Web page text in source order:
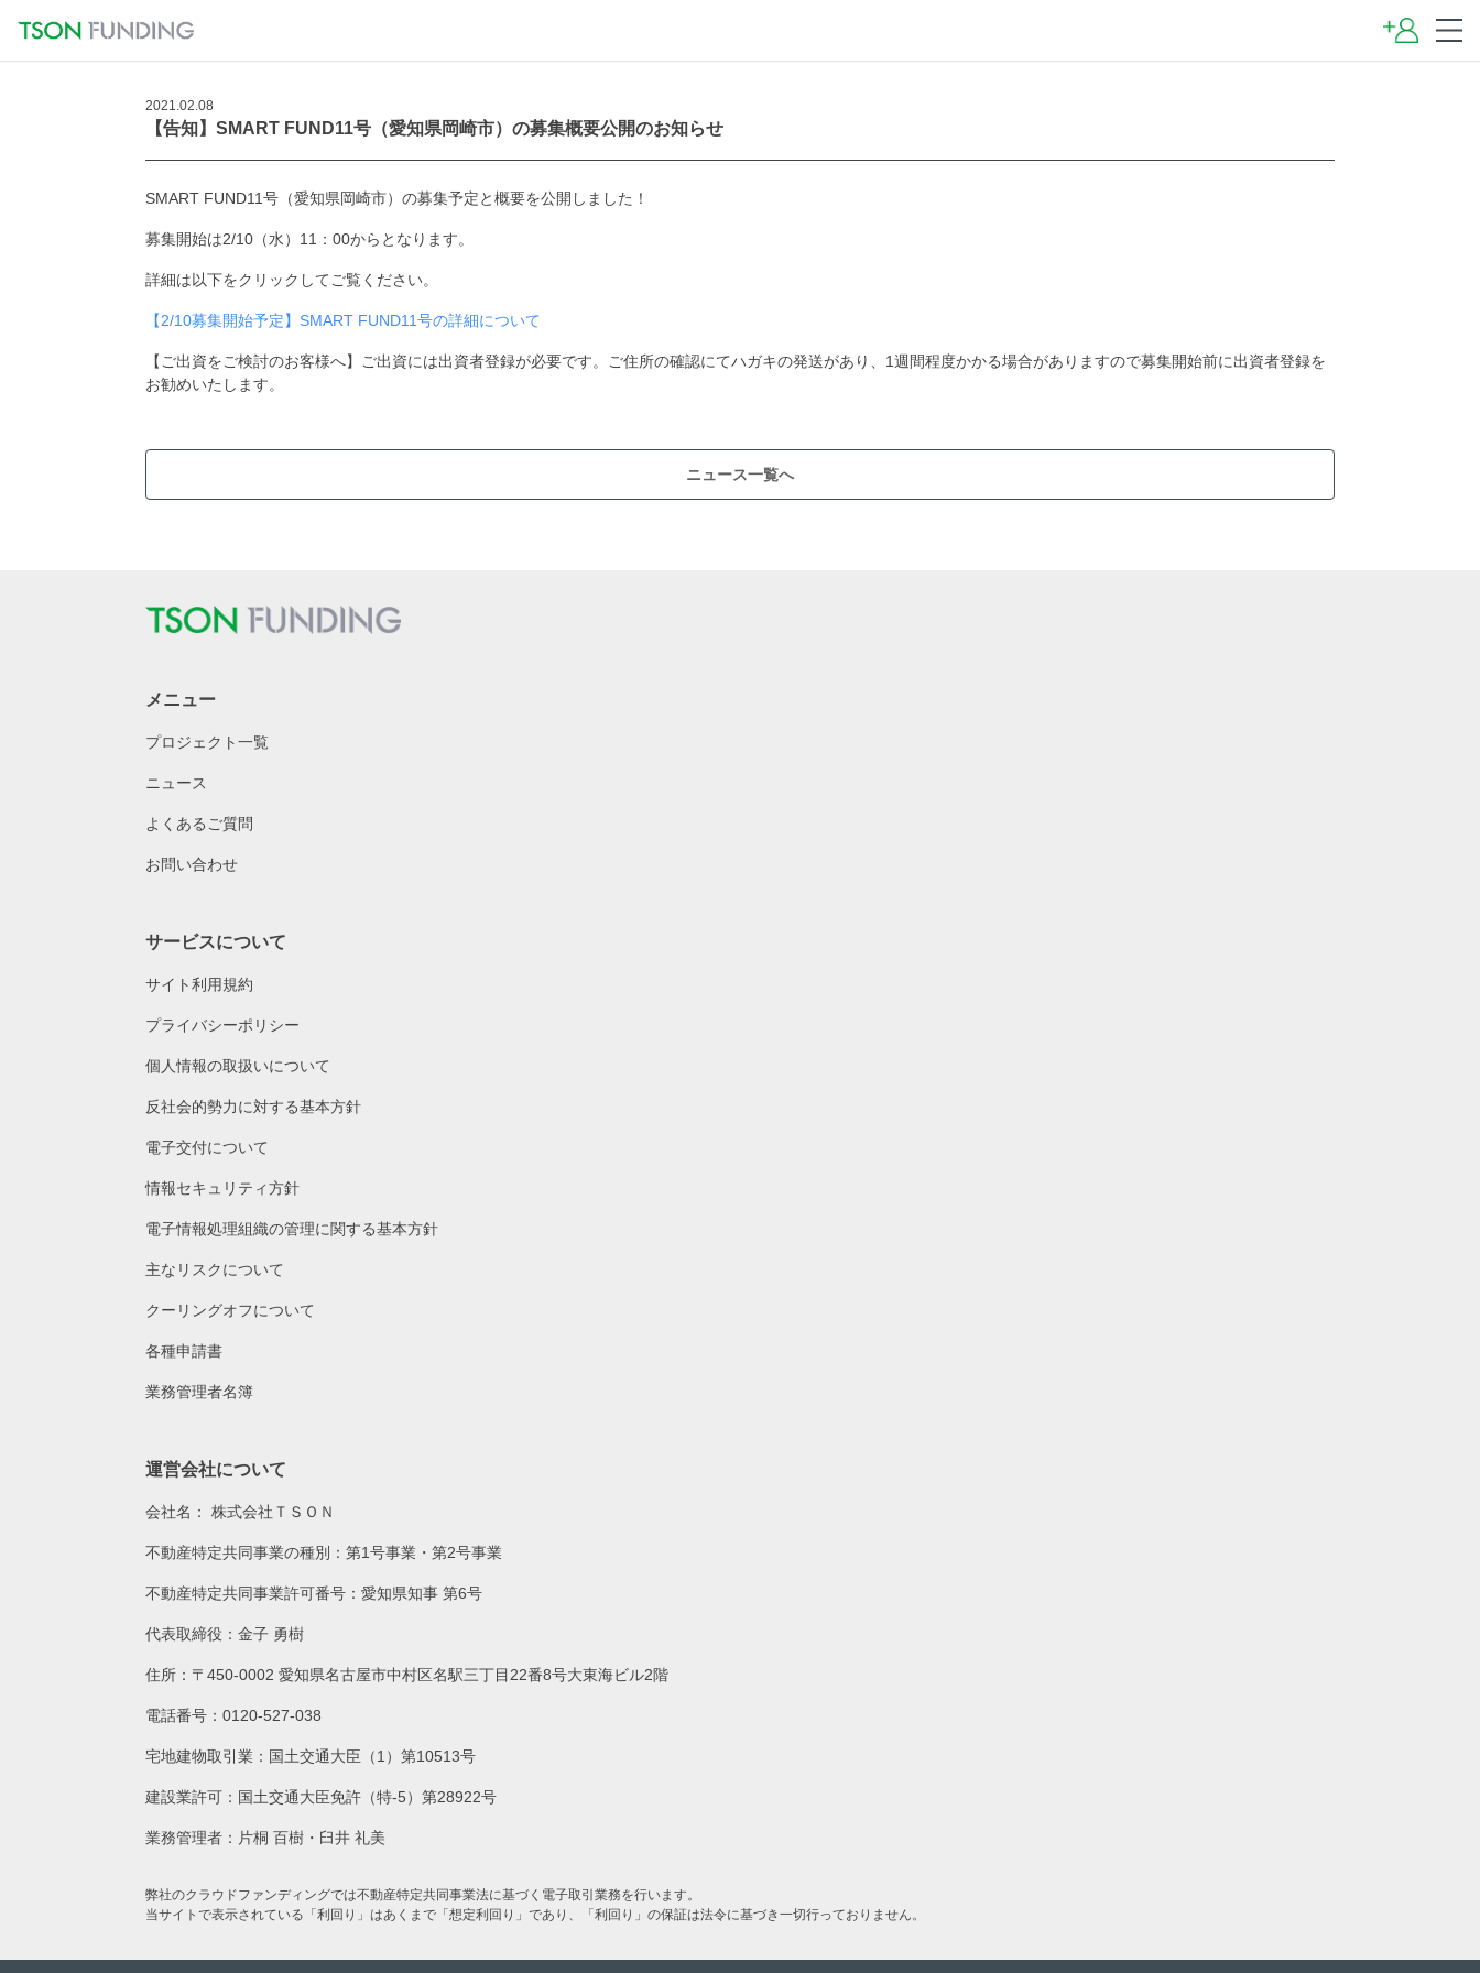
2021.02.08
【告知】SMART FUND11号（愛知県岡崎市）の募集概要公開のお知らせ
SMART FUND11号（愛知県岡崎市）の募集予定と概要を公開しました！
募集開始は2/10（水）11：00からとなります。
詳細は以下をクリックしてご覧ください。
【2/10募集開始予定】SMART FUND11号の詳細について
【ご出資をご検討のお客様へ】ご出資には出資者登録が必要です。ご住所の確認にてハガキの発送があり、1週間程度かかる場合がありますので募集開始前に出資者登録を
お勧めいたします。
ニュース一覧へ
メニュー
プロジェクト一覧
ニュース
よくあるご質問
お問い合わせ
サービスについて
サイト利用規約
プライバシーポリシー
個人情報の取扱いについて
反社会的勢力に対する基本方針
電子交付について
情報セキュリティ方針
電子情報処理組織の管理に関する基本方針
主なリスクについて
クーリングオフについて
各種申請書
業務管理者名簿
運営会社について
会社名： 株式会社ＴＳＯＮ
不動産特定共同事業の種別：第1号事業・第2号事業
不動産特定共同事業許可番号：愛知県知事 第6号
代表取締役：金子 勇樹
住所：〒450-0002 愛知県名古屋市中村区名駅三丁目22番8号大東海ビル2階
電話番号：0120-527-038
宅地建物取引業：国土交通大臣（1）第10513号
建設業許可：国土交通大臣免許（特-5）第28922号
業務管理者：片桐 百樹・臼井 礼美
弊社のクラウドファンディングでは不動産特定共同事業法に基づく電子取引業務を行います。
当サイトで表示されている「利回り」はあくまで「想定利回り」であり、「利回り」の保証は法令に基づき一切行っておりません。